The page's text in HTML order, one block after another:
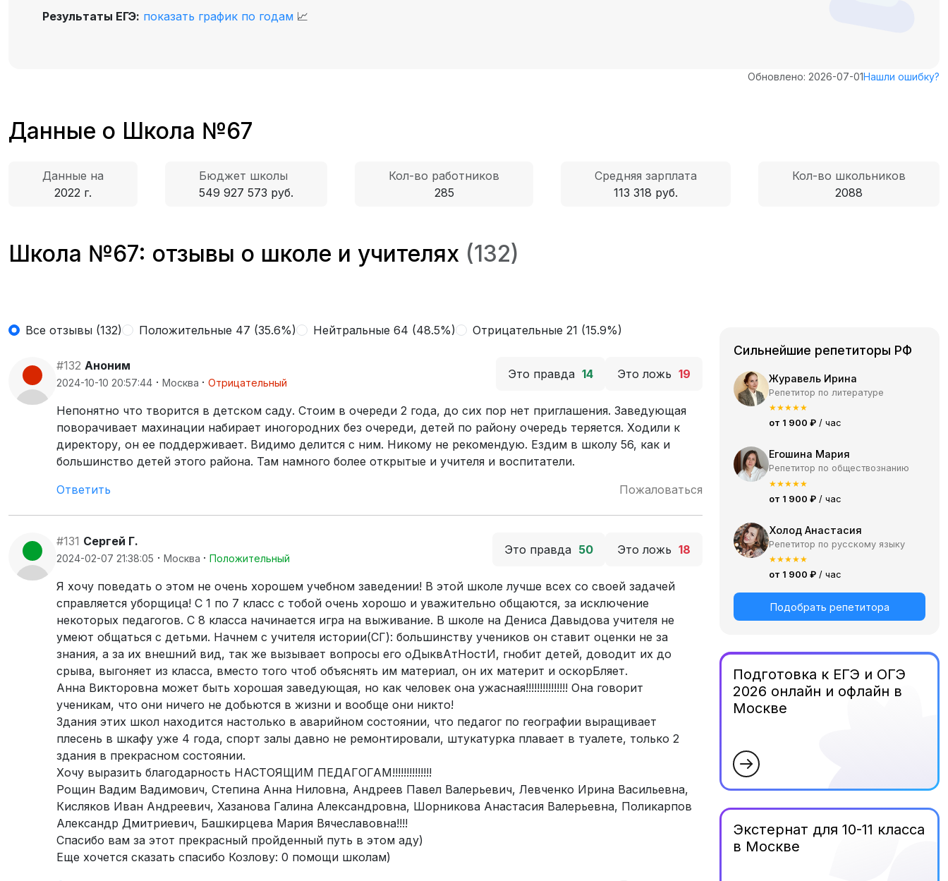
Результаты ЕГЭ: показать график по годам 📈
Обновлено: 2026-07-01Нашли ошибку?
Данные о Школа №67
Данные на
2022 г.
Бюджет школы
549 927 573 руб.
Кол-во работников
285
Средняя зарплата
113 318 руб.
Кол-во школьников
2088
Школа №67: отзывы о школе и учителях (132)
Все отзывы (132) Положительные 47 (35.6%) Нейтральные 64 (48.5%) Отрицательные 21 (15.9%)
#132 Аноним
2024-10-10 20:57:44 · Москва · Отрицательный
Это правда 14 Это ложь 19
Непонятно что творится в детском саду. Стоим в очереди 2 года, до сих пор нет приглашения. Заведующая
поворачивает махинации набирает иногородних без очереди, детей по району очередь теряется. Ходили к
директору, он ее поддерживает. Видимо делится с ним. Никому не рекомендую. Ездим в школу 56, как и
большинство детей этого района. Там намного более открытые и учителя и воспитатели.
Ответить
Пожаловаться
#131 Сергей Г.
2024-02-07 21:38:05 · Москва · Положительный
Это правда 50 Это ложь 18
Я хочу поведать о этом не очень хорошем учебном заведении! В этой школе лучше всех со своей задачей
справляется уборщица! С 1 по 7 класс с тобой очень хорошо и уважительно общаются, за исключение
некоторых педагогов. С 8 класса начинается игра на выживание. В школе на Дениса Давыдова учителя не
умеют общаться с детьми. Начнем с учителя истории(СГ): большинству учеников он ставит оценки не за
знания, а за их внешний вид, так же вызывает вопросы его оДыквAтHостИ, гнобит детей, доводит их до
срыва, выгоняет из класса, вместо того чтоб объяснять им материал, он их материт и оскорБляет.
Анна Викторовна может быть хорошая заведующая, но как человек она ужасная!!!!!!!!!!!!!!! Она говорит
ученикам, что они ничего не добьются в жизни и вообще они никто!
Здания этих школ находится настолько в аварийном состоянии, что педагог по географии выращивает
плесень в шкафу уже 4 года, спорт залы давно не ремонтировали, штукатурка плавает в туалете, только 2
здания в прекрасном состоянии.
Хочу выразить благодарность НАСТОЯЩИМ ПЕДАГОГАМ!!!!!!!!!!!!!!
Рощин Вадим Вадимович, Степина Анна Ниловна, Андреев Павел Валерьевич, Левченко Ирина Васильевна,
Кисляков Иван Андреевич, Хазанова Галина Александровна, Шорникова Анастасия Валерьевна, Поликарпов
Александр Дмитриевич, Башкирцева Мария Вячеславовна!!!!
Спасибо вам за этот прекрасный пройденный путь в этом аду)
Еще хочется сказать спасибо Козлову: 0 помощи школам)
Сильнейшие репетиторы РФ
Журавель Ирина
Репетитор по литературе
★★★★★
от 1 900 ₽ / час
Егошина Мария
Репетитор по обществознанию
★★★★★
от 1 900 ₽ / час
Холод Анастасия
Репетитор по русскому языку
★★★★★
от 1 900 ₽ / час
Подобрать репетитора
Подготовка к ЕГЭ и ОГЭ
2026 онлайн и офлайн в
Москве
Экстернат для 10-11 класса
в Москве